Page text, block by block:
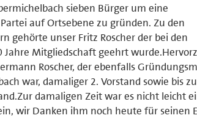
sieben Bürger um eine
auf Ortsebene zu gründen. Zu den
gehörte unser Fritz Roscher der bei den
Jahre Mitgliedschaft geehrt
Roscher, der ebenfalls
war, damaliger 2. Vorstand sowie bis
damaligen Zeit war es nicht leicht
wir Danken ihm noch heute für seinen